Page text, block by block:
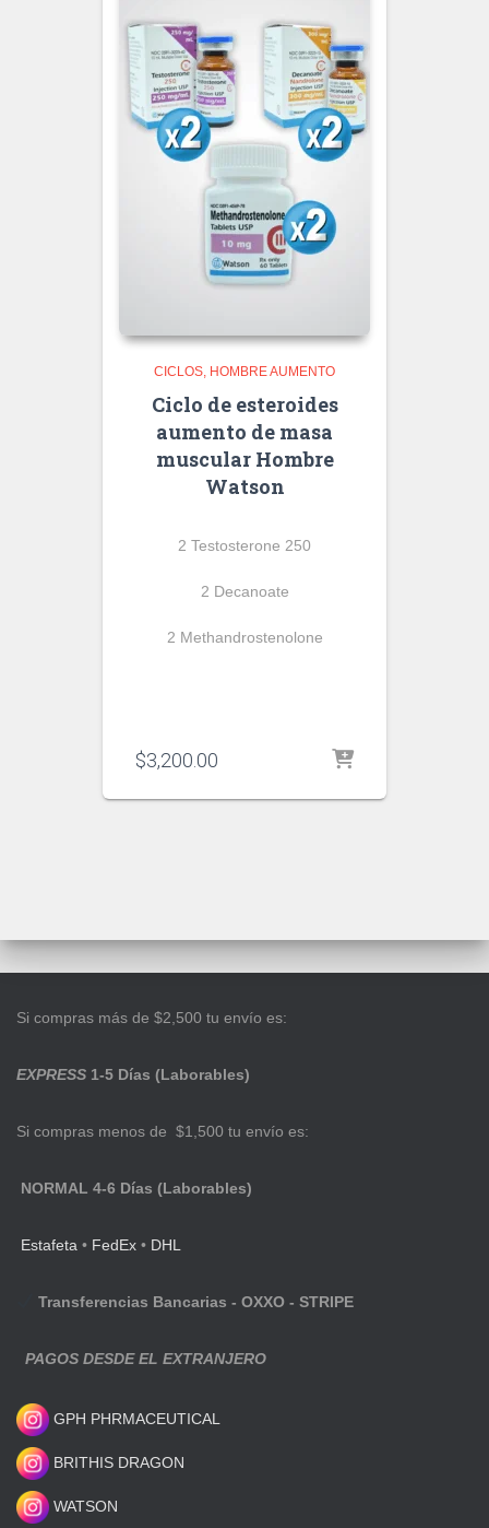
CICLOS HOMBRE AUMENTO
Ciclo de esteroides
aumento de masa
muscular Hombre
Watson
2 Testosterone 250
2 Decanoate
2 Methandrostenolone
$3,200.00
Si compras más de $2,500 tu envío es:
EXPRESS 1-5 Días (Laborables)
Si compras menos de $1,500 tu envío es:
NORMAL 4-6 Días (Laborables)
Estafeta • FedEx • DHL
Transferencias Bancarias - OXXO - STRIPE
PAGOS DESDE EL EXTRANJERO
GPH PHRMACEUTICAL
BRITHIS DRAGON
WATSON